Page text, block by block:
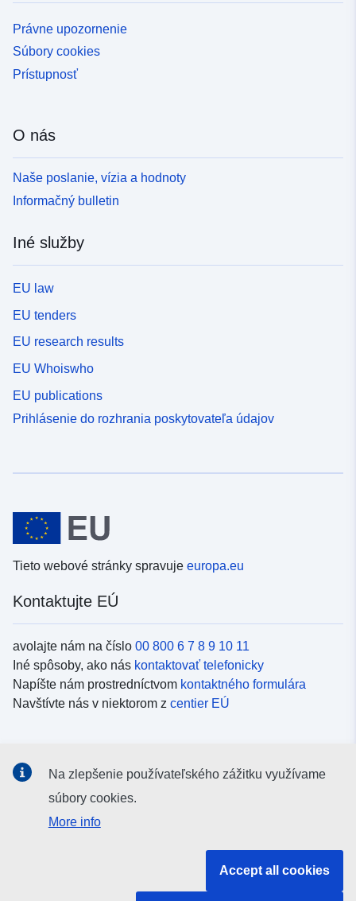
Právne upozornenie
Súbory cookies
Prístupnosť
O nás
Naše poslanie, vízia a hodnoty
Informačný bulletin
Iné služby
EU law
EU tenders
EU research results
EU Whoiswho
EU publications
Prihlásenie do rozhrania poskytovateľa údajov
Tieto webové stránky spravuje europa.eu
Kontaktujte EÚ
avolajte nám na číslo 00 800 6 7 8 9 10 11
Iné spôsoby, ako nás kontaktovať telefonicky
Napíšte nám prostredníctvom kontaktného formulára
Navštívte nás v niektorom z centier EÚ
Kanály EÚ nasociálnych médiách
Na zlepšenie používateľského zážitku využívame
súbory cookies.
More info
Accept all cookies